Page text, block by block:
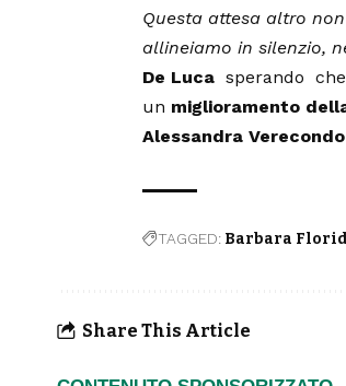
Questa attesa altro
allineiamo in silenzio,
De Luca sperando
un miglioramento
Alessandra Verecondo
TAGGED: Barbara
Share This Article